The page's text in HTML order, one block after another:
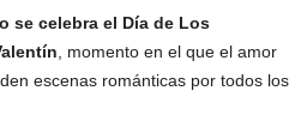
se celebra el Día de Los
, momento en el que el amor
escenas románticas por todos los